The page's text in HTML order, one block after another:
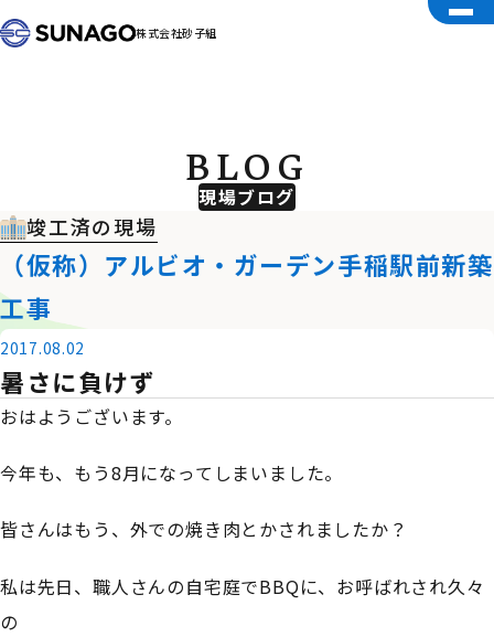
株式会社砂子組
現場ブログ
BLOG
竣工済の現場
（仮称）アルビオ・ガーデン手稲駅前新築
工事
2017.08.02
暑さに負けず
おはようございます。
今年も、もう8月になってしまいました。
皆さんはもう、外での焼き肉とかされましたか？
私は先日、職人さんの自宅庭でBBQに、お呼ばれされ久々
の